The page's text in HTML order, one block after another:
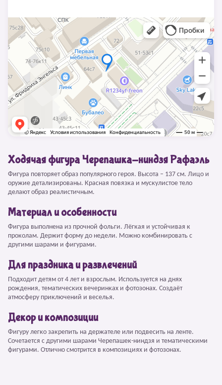
Ходячая фигура Черепашка-ниндзя Рафаэль
Фигура повторяет образ популярного героя. Высота – 137 см. Лицо и
оружие детализированы. Красная повязка и мускулистое тело
делают образ реалистичным.
Материал и особенности
Фигура выполнена из прочной фольги. Лёгкая и устойчивая к
проколам. Держит форму до недели. Можно комбинировать с
другими шарами и фигурами.
Для праздника и развлечений
Подходит детям от 4 лет и взрослым. Используется на днях
рождения, тематических вечеринках и фотозонах. Создаёт
атмосферу приключений и веселья.
Декор и композиции
Фигуру легко закрепить на держателе или подвесить на ленте.
Сочетается с другими шарами Черепашек-ниндзя и тематическими
фигурами. Отлично смотрится в композициях и фотозонах.